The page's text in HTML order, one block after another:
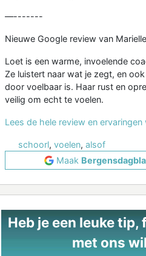
—-------
Nieuwe Google review van
Loet is een warme, invoelende
Ze luistert naar wat je zegt, en
door voelbaar is. Haar rust en
veilig om echt te voelen.
Lees de hele review en
schoorl, voelen, alsof
Maak
Heb je een leuke
met ons